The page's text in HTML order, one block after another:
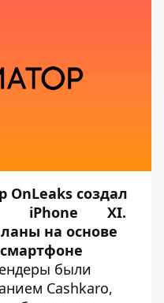
создал
iPhone
XI.
на основе
были
Cashkaro,